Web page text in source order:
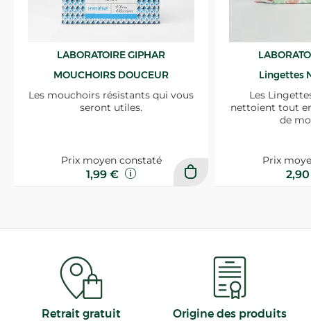
LABORATOIRE GIPHAR
MOUCHOIRS DOUCEUR
Les mouchoirs résistants qui vous
seront utiles.
Prix moyen constaté
1,99 €
Lingettes
Les
nettoient tout
de
Prix
Retrait gratuit
Origine des produits